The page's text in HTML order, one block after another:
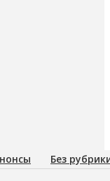
Без